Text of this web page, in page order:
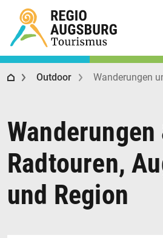
Regio Augsburg Tourismus
Outdoor Wanderungen
Wanderungen
Radtouren,
und Region